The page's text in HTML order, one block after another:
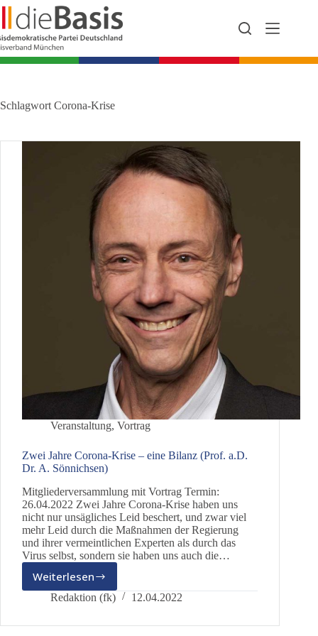
Zum
Inhalt
springen
Schlagwort Corona-Krise
Veranstaltung, Vortrag
Zwei Jahre Corona-Krise – eine Bilanz (Prof. a.D.
Dr. A. Sönnichsen)
Mitgliederversammlung mit Vortrag Termin:
26.04.2022 Zwei Jahre Corona-Krise haben uns
nicht nur unsägliches Leid beschert, und zwar viel
mehr Leid durch die Maßnahmen der Regierung
und ihrer vermeintlichen Experten als durch das
Virus selbst, sondern sie haben uns auch die…
Weiterlesen
Zwei
Jahre
Krise
Redaktion (fk) 12.04.2022